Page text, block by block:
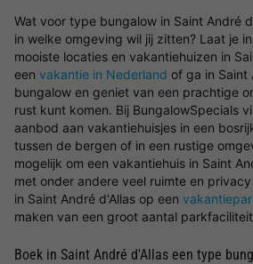
Wat voor type bungalow in Saint André
in welke omgeving wil jij zitten? Laat je
mooiste locaties en vakantiehuizen in
een vakantie in Nederland of ga in Saint
bungalow en geniet van een prachtige
rust kunt komen. Bij BungalowSpecials
aanbod aan vakantiehuisjes in een
tussen de bergen of in een rustige
mogelijk om een vakantiehuis in Saint
met onder andere veel ruimte en
in Saint André d'Allas op een
maken van een groot aantal
Boek in Saint André d'Allas een type